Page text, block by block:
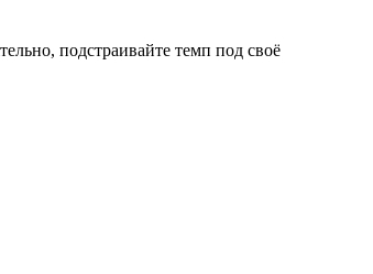
подстраивайте темп под своё